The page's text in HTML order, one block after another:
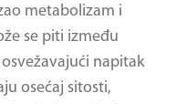
metabolizam i
se piti između
napitak
osećaj sitosti,